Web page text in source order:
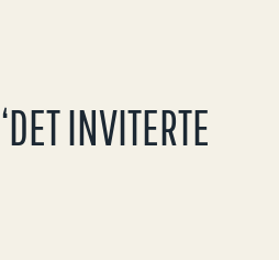
INVITERTE